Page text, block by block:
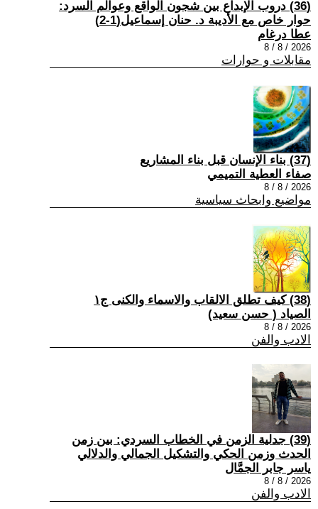
(36) دروب الإبداع بين شجون الواقع وعوالم السرد:
حوار خاص مع الأديبة د. حنان إسماعيل(1-2)
عطا درغام
2026 / 8 / 8
مقابلات و حوارات
(37) بناء الإنسان قبل بناء المشاريع
صفاء العطية التميمي
2026 / 8 / 8
مواضيع وابحاث سياسية
(38) كيف تطلق الالقاب والاسماء والكنى ج١
الصياد ‏( حسن سعيد‏)
2026 / 8 / 8
الادب والفن
(39) جدلية الزمن في الخطاب السردي: بين زمن
الحدث وزمن الحكي والتشكيل الجمالي والدلالي
ياسر جابر الجمَّال
2026 / 8 / 8
الادب والفن